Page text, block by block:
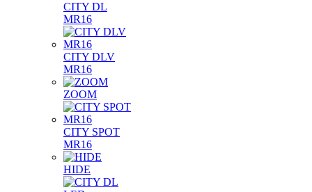
CITY DL
MR16
CITY DLV
MR16
ZOOM
CITY SPOT
MR16
HIDE